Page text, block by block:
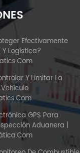
Efectivamente
Logística?
Y Limitar La
GPS Para
Aduanera |